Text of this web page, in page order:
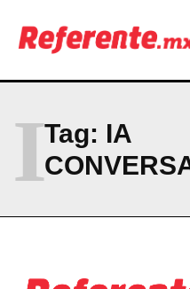
Company
ABOUT
PRIVACY POLICY
NEWSLETTER
Tag: IA
I